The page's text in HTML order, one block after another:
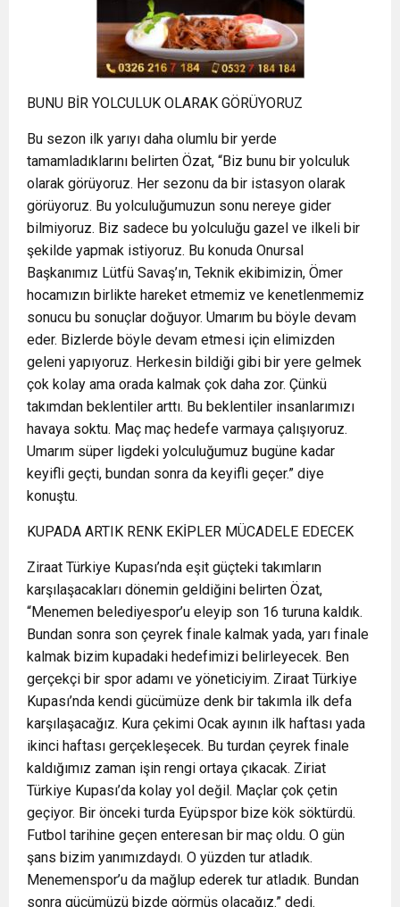
BUNU BİR YOLCULUK OLARAK GÖRÜYORUZ
Bu sezon ilk yarıyı daha olumlu bir yerde
tamamladıklarını belirten Özat, “Biz bunu bir yolculuk
olarak görüyoruz. Her sezonu da bir istasyon olarak
görüyoruz. Bu yolculuğumuzun sonu nereye gider
bilmiyoruz. Biz sadece bu yolculuğu gazel ve ilkeli bir
şekilde yapmak istiyoruz. Bu konuda Onursal
Başkanımız Lütfü Savaş’ın, Teknik ekibimizin, Ömer
hocamızın birlikte hareket etmemiz ve kenetlenmemiz
sonucu bu sonuçlar doğuyor. Umarım bu böyle devam
eder. Bizlerde böyle devam etmesi için elimizden
geleni yapıyoruz. Herkesin bildiği gibi bir yere gelmek
çok kolay ama orada kalmak çok daha zor. Çünkü
takımdan beklentiler arttı. Bu beklentiler insanlarımızı
havaya soktu. Maç maç hedefe varmaya çalışıyoruz.
Umarım süper ligdeki yolculuğumuz bugüne kadar
keyifli geçti, bundan sonra da keyifli geçer.” diye
konuştu.
KUPADA ARTIK RENK EKİPLER MÜCADELE EDECEK
Ziraat Türkiye Kupası’nda eşit güçteki takımların
karşılaşacakları dönemin geldiğini belirten Özat,
“Menemen belediyespor’u eleyip son 16 turuna kaldık.
Bundan sonra son çeyrek finale kalmak yada, yarı finale
kalmak bizim kupadaki hedefimizi belirleyecek. Ben
gerçekçi bir spor adamı ve yöneticiyim. Ziraat Türkiye
Kupası’nda kendi gücümüze denk bir takımla ilk defa
karşılaşacağız. Kura çekimi Ocak ayının ilk haftası yada
ikinci haftası gerçekleşecek. Bu turdan çeyrek finale
kaldığımız zaman işin rengi ortaya çıkacak. Ziriat
Türkiye Kupası’da kolay yol değil. Maçlar çok çetin
geçiyor. Bir önceki turda Eyüpspor bize kök söktürdü.
Futbol tarihine geçen enteresan bir maç oldu. O gün
şans bizim yanımızdaydı. O yüzden tur atladık.
Menemenspor’u da mağlup ederek tur atladık. Bundan
sonra gücümüzü bizde görmüş olacağız.” dedi.